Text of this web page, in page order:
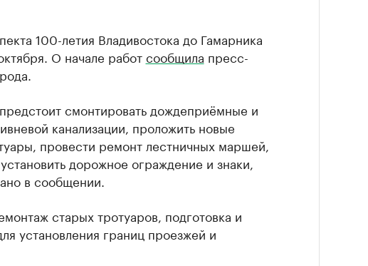
100-летия Владивостока до Гамарника
О начале работсообщила пресс-
смонтировать дождеприёмные и
канализации, проложить новые
провести ремонт лестничных маршей,
дорожное ограждение и знаки,
в сообщении.
старых тротуаров, подготовка и
установления границ проезжей и